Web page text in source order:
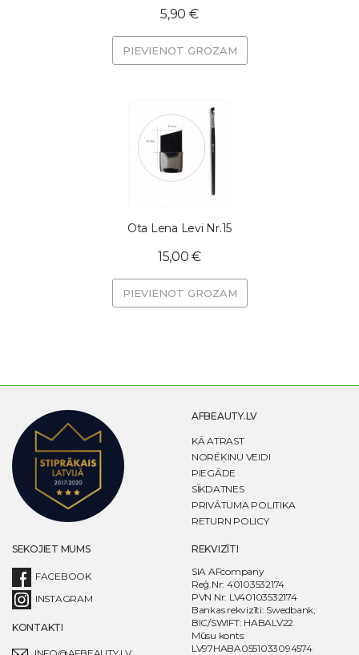
5,90 €
PIEVIENOT GROZAM
Ota Lena Levi Nr.15
15,00 €
PIEVIENOT GROZAM
AFBEAUTY.LV
KĀ ATRAST
NORĒĶINU VEIDI
PIEGĀDE
SĪKDATNES
PRIVĀTUMA POLITIKA
RETURN POLICY
SEKOJIET MUMS
FACEBOOK
INSTAGRAM
KONTAKTI
REKVIZĪTI
SIA AFcompany
Reģ.Nr: 40103532174
PVN Nr: LV40103532174
Bankas rekvizīti: Swedbank,
BIC/SWIFT: HABALV22
Mūsu konts:
LV97HABA0551033094574